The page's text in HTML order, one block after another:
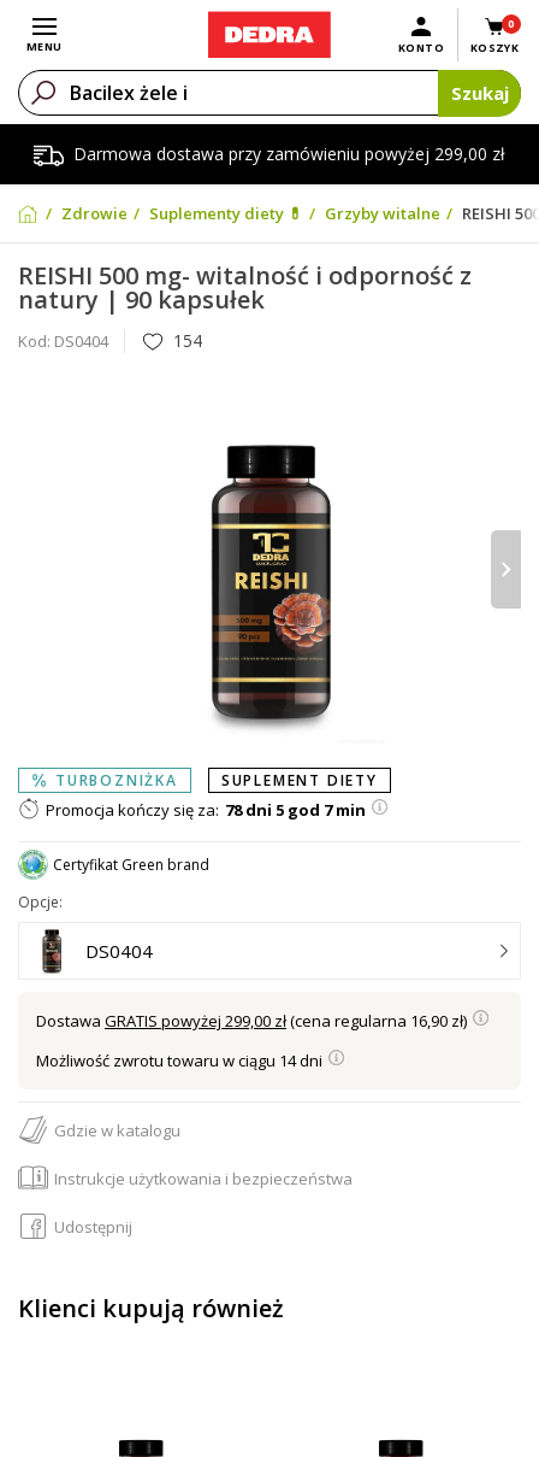
Darmowa dostawa przy zamówieniu powyżej 299,00 zł
Otwórz menu
MENU
0
KOSZYK
KONTO
Szukaj
Zdrowie Suplementy diety 💊 Grzyby witalne REISHI
REISHI 500 mg- witalność i odporność z
natury | 90 kapsułek
Kod: DS0404 154
›
TURBOZNIŻKA SUPLEMENT DIETY
Promocja kończy się za: 78 dni 5 god 7 min
Certyfikat Green brand
Opcje:
DS0404
Dostawa GRATIS powyżej 299,00 zł(cena regularna 16,90 zł)
Możliwość zwrotu towaru w ciągu 14 dni
Gdzie w katalogu
Instrukcje użytkowania i bezpieczeństwa
Udostępnij
Klienci kupują również